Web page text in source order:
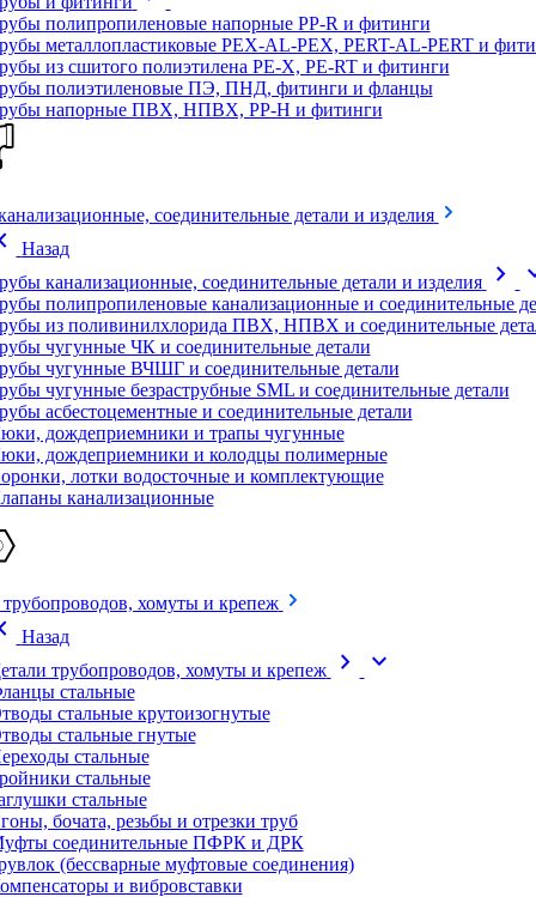
полипропиленовые напорные PP-R и фитинги
металлопластиковые PEX-AL-PEX, PERT-AL-PERT и
из сшитого полиэтилена PE-X, PE-RT и фитинги
полиэтиленовые ПЭ, ПНД, фитинги и фланцы
напорные ПВХ, НПВХ, PP-H и фитинги
соединительные детали и изделия
Назад
канализационные, соединительные детали и изделия
chevron_right
полипропиленовые канализационные и соединительные
из поливинилхлорида ПВХ, НПВХ и соединительные
чугунные ЧК и соединительные детали
чугунные ВЧШГ и соединительные детали
чугунные безраструбные SML и соединительные детали
асбестоцементные и соединительные детали
дождеприемники и трапы чугунные
дождеприемники и колодцы полимерные
лотки водосточные и комплектующие
канализационные
трубопроводов, хомуты и крепеж
Назад
трубопроводов, хомуты и крепеж
chevron_right expand_more
стальные
стальные крутоизогнутые
стальные гнутые
стальные
стальные
стальные
бочата, резьбы и отрезки труб
соединительные ПФРК и ДРК
(бессварные муфтовые соединения)
и вибровставки